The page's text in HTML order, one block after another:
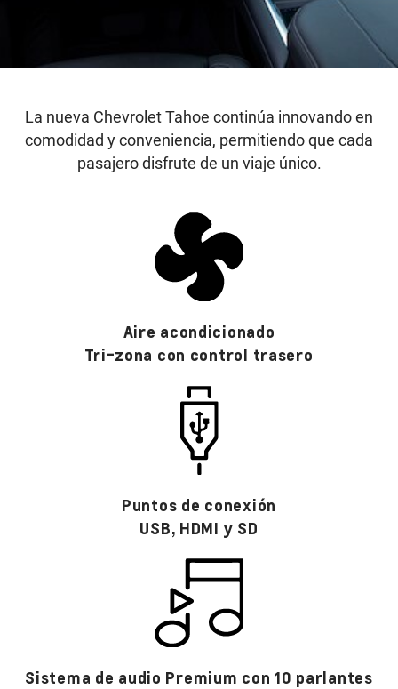
La nueva Chevrolet Tahoe continúa innovando en
comodidad y conveniencia, permitiendo que cada
pasajero disfrute de un viaje único.
Aire acondicionado
Tri-zona con control trasero​
Puntos de conexión
USB, HDMI y SD​
Sistema de audio Premium con 10 parlantes